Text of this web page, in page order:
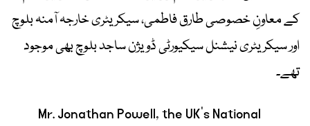
کے معاونِ خصوصی طارق فاطمی، سیکریٹری خارجہ آمنہ بلوچ
اور سیکریٹری نیشنل سیکیورٹی ڈویژن ساجد بلوچ بھی موجود
تھے۔
Mr. Jonathan Powell, the UK’s National